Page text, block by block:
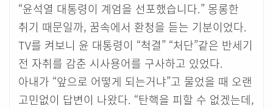
“윤석열 대통령이 계엄을 선포했습니다.” 몽롱한
취기 때문일까, 꿈속에서 환청을 듣는 기분이었다.
TV를 켜보니 윤 대통령이 “척결” “처단”같은 반세기
전 자취를 감춘 시사용어를 구사하고 있었다.
아내가 “앞으로 어떻게 되는거냐”고 물었을 때 오랜
고민없이 답변이 나왔다. “탄핵을 피할 수 없겠는데,